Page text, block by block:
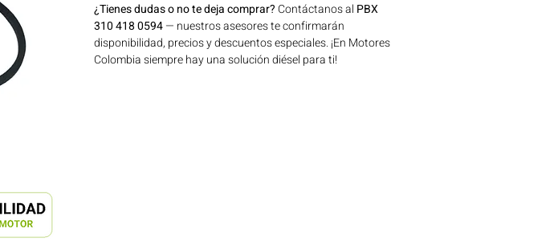
¿Tienes dudas o no te deja comprar? Contáctanos al PBX
310 418 0594— nuestros asesores te confirmarán
disponibilidad, precios y descuentos especiales. ¡En Motores
Colombia siempre hay una solución diésel para ti!